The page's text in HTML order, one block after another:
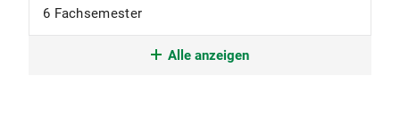
6 Fachsemester
Alle anzeigen